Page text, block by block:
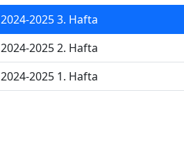
2024-2025 3. Hafta
2024-2025 2. Hafta
2024-2025 1. Hafta